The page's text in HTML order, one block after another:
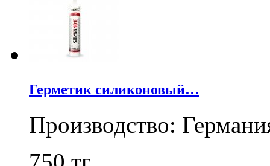
Герметик силиконовый…
Производство: